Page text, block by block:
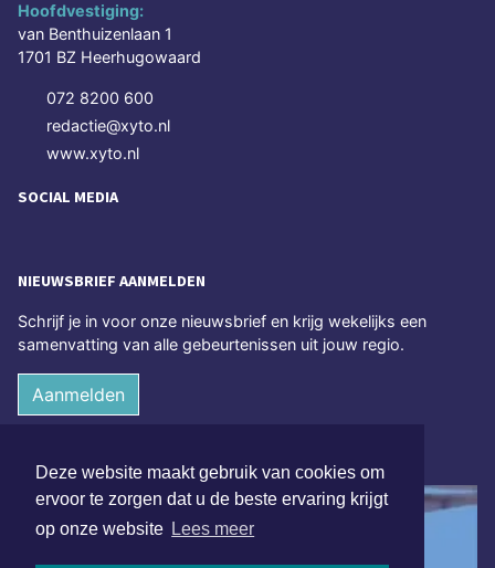
Deze website maakt gebruik van cookies om
ervoor te zorgen dat u de beste ervaring krijgt
op onze website Lees meer
Hoofdvestiging:
van Benthuizenlaan 1
1701 BZ Heerhugowaard
072 8200 600
redactie@xyto.nl
www.xyto.nl
SOCIAL MEDIA
NIEUWSBRIEF AANMELDEN
Schrijf je in voor onze nieuwsbrief en krijg wekelijks een
samenvatting van alle gebeurtenissen uit jouw regio.
Aanmelden